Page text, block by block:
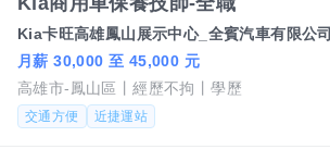
Kia卡旺高雄鳳山展示中心_全賓汽車有限公司
月薪 30,000 至 45,000 元
高雄市-鳳山區
經歷不拘 學歷
交通方便 近捷運站